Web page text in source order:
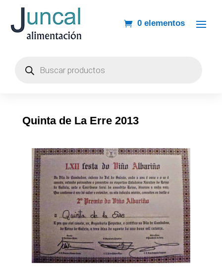
0 elementos
Quinta de La Erre 2013